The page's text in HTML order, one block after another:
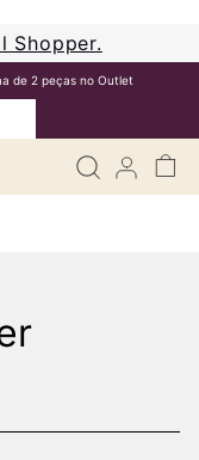
Shopper.
de 2 peças no Outlet